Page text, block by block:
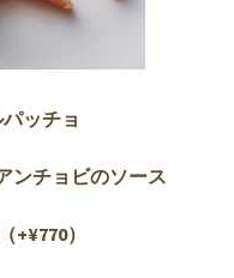
ッチョ
チョビのソース
+¥770）